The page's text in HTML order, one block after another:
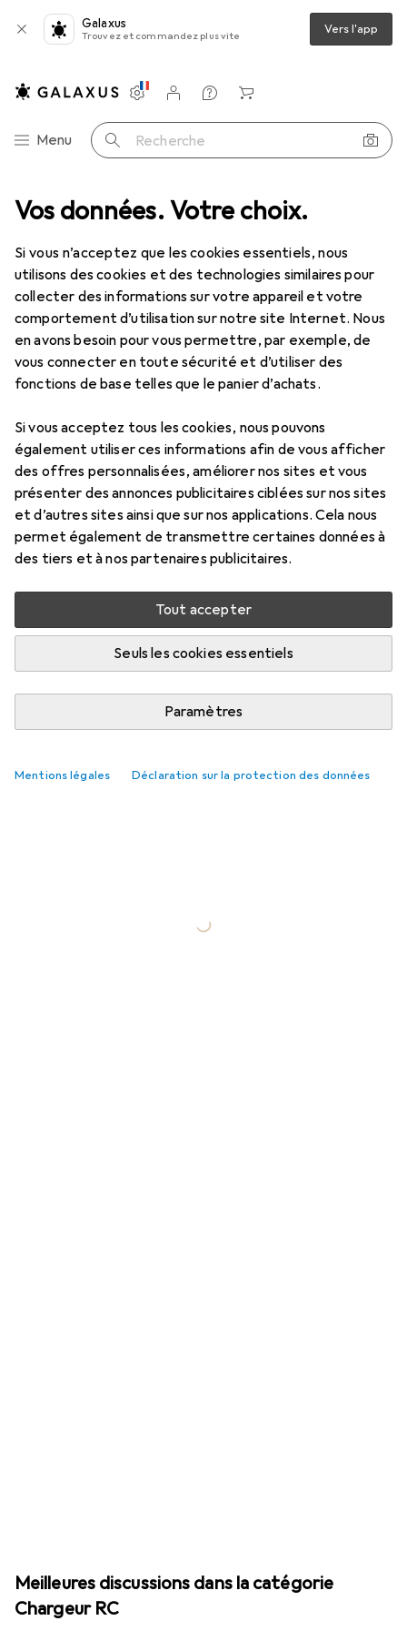
Vos données. Votre choix.
Si vous n’acceptez que les cookies essentiels, nous
utilisons des cookies et des technologies similaires pour
collecter des informations sur votre appareil et votre
comportement d’utilisation sur notre site Internet. Nous
en avons besoin pour vous permettre, par exemple, de
vous connecter en toute sécurité et d’utiliser des
fonctions de base telles que le panier d’achats.
Si vous acceptez tous les cookies, nous pouvons
également utiliser ces informations afin de vous afficher
des offres personnalisées, améliorer nos sites et vous
présenter des annonces publicitaires ciblées sur nos sites
et d’autres sites ainsi que sur nos applications. Cela nous
permet également de transmettre certaines données à
des tiers et à nos partenaires publicitaires.
Tout accepter
Seuls les cookies essentiels
Paramètres
Mentions légales Déclaration sur la protection des données
Galaxus
Trouvez et commandez plus vite Vers l'app
Navigation par catégorie
Menu Recherche
Paramètres
Compte client
Listes de comparaison
Listes d'envies
Panier
Véhicules télécommandés Électronique RC
Chargeur RC
ProduitsForum
Meilleures discussions dans la catégorie
Chargeur RC